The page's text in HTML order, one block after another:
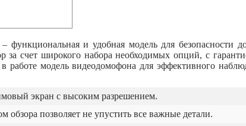
функциональная и удобная модель для безопасности
за счет широкого набора необходимых опций, с
работе модель видеодомофона для эффективного
экран с высоким разрешением.
обзора позволяет не упустить все важные детали.